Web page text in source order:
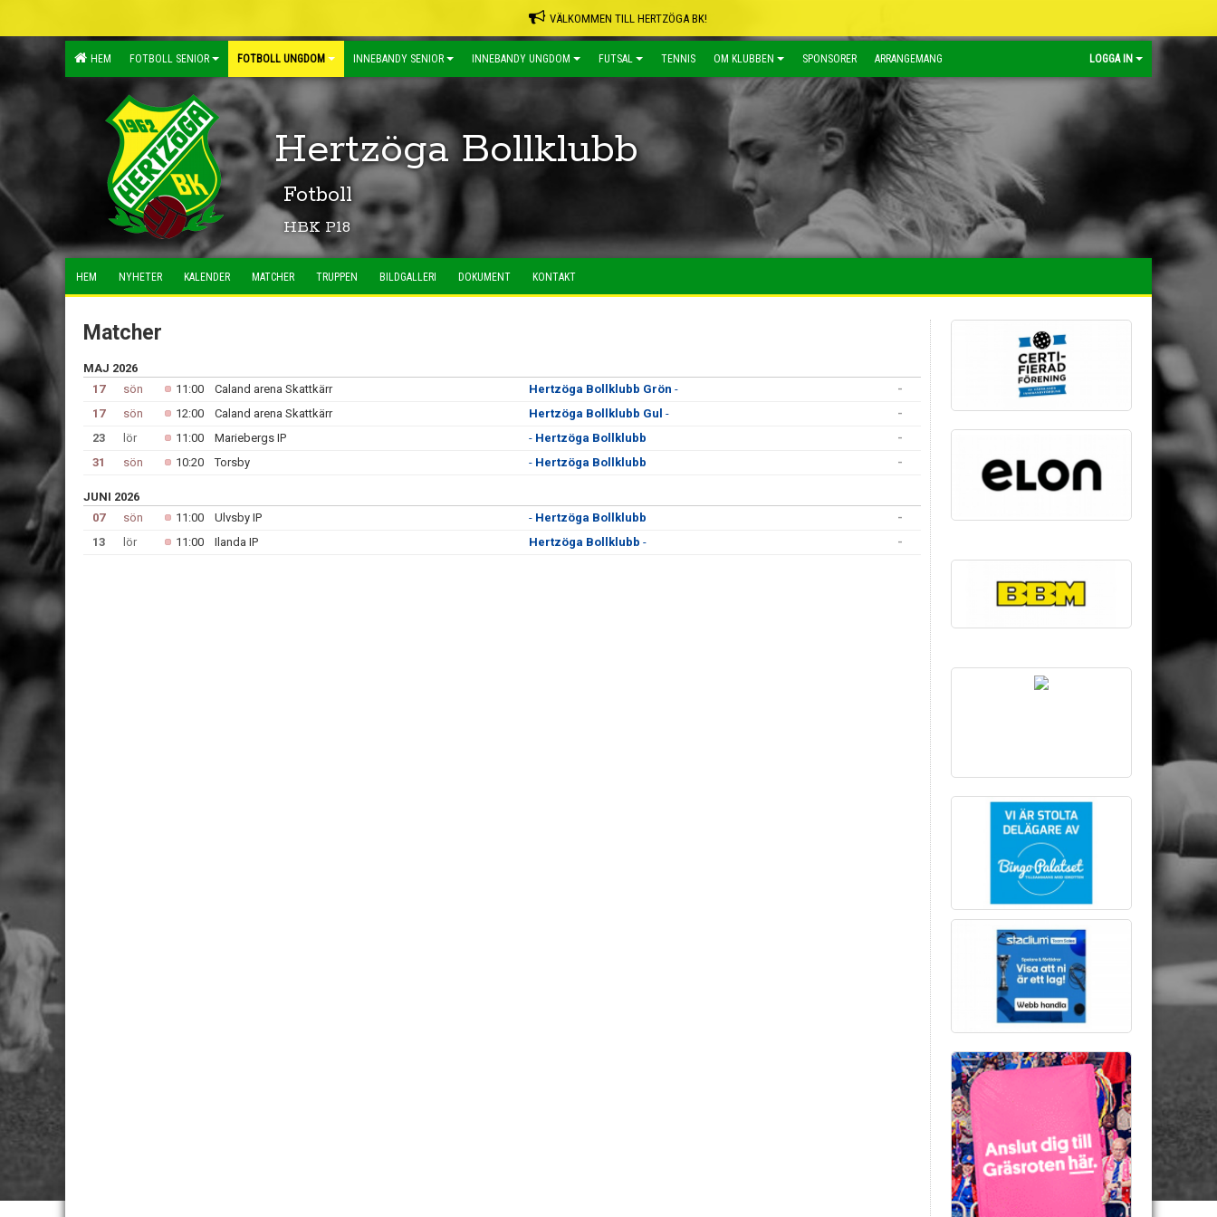
VÄLKOMMEN TILL HERTZÖGA BK!
HEM FOTBOLL SENIOR FOTBOLL UNGDOM INNEBANDY SENIOR INNEBANDY UNGDOM FUTSAL TENNIS OM KLUBBEN SPONSORER ARRANGEMANG LOGGA IN
Hertzöga Bollklubb
Fotboll
HBK P18
HEM NYHETER KALENDER MATCHER TRUPPEN BILDGALLERI DOKUMENT KONTAKT
Matcher
MAJ 2026
17
sön 11:00 Caland arena Skattkärr Hertzöga Bollklubb Grön -
-
17
sön 12:00 Caland arena Skattkärr Hertzöga Bollklubb Gul -
-
23
lör 11:00 Mariebergs IP - Hertzöga Bollklubb
-
31
sön 10:20Torsby - Hertzöga Bollklubb -
JUNI 2026
07
sön 11:00 Ulvsby IP - Hertzöga Bollklubb
-
13
lör 11:00 Ilanda IP Hertzöga Bollklubb - -